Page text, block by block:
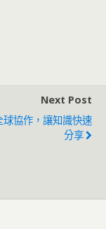
Next Post
球協作，讓知識快速
分享